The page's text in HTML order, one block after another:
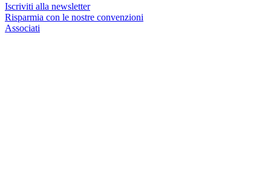
Iscriviti alla newsletter
Risparmia con le nostre convenzioni
Associati